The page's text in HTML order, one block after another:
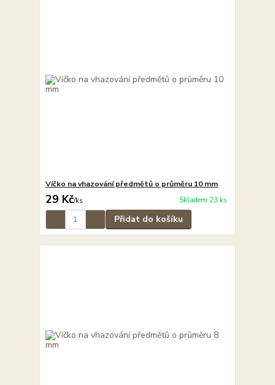
Víčko na vhazování předmětů o průměru 10 mm
29 Kč/ks Skladem 23 ks
Přidat do košíku